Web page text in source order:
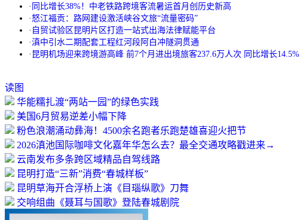
· 同比增长38%！中老铁路跨境客流暑运首月创历史新高
·怒江福贡：路网建设激活峡谷文旅“流量密码”
· 自贸试验区昆明片区打造一站式出海法律赋能平台
·滇中引水二期配套工程红河段阿白冲隧洞贯通
· 昆明机场迎来跨境游高峰 前7个月进出境旅客237.6万人次 同比增长14.5%
读图
华能糯扎渡“两站一园”的绿色实践
美国6月贸易逆差小幅下降
粉色浪潮涌动彝海！4500余名跑者乐跑楚雄喜迎火把节
2026滇池国际咖啡文化嘉年华怎么去？最全交通攻略戳进来→
云南发布多条跨区域精品自驾线路
昆明打造“三新”消费“春城样板”
昆明草海开合浮桥上演《目瑙纵歌》刀舞
交响组曲《聂耳与国歌》登陆春城剧院